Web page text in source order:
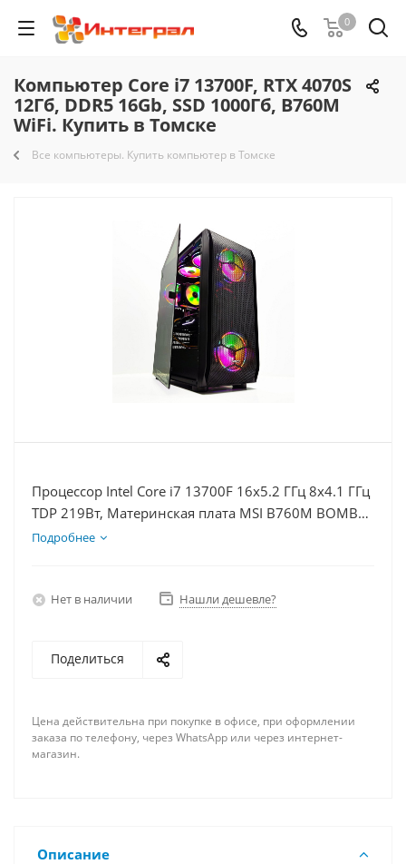
0
Компьютер Core i7 13700F, RTX 4070S
12Гб, DDR5 16Gb, SSD 1000Гб, B760M
WiFi. Купить в Томске
Все компьютеры. Купить компьютер в Томске
Процессор Intel Core i7 13700F 16x5.2 ГГц 8x4.1 ГГц
TDP 219Вт, Материнская плата MSI B760M BOMBER
WIFI D5, Видеокарта RTX 4070S 12Гб, Память
Подробнее
Нет в наличии Нашли дешевле?
Поделиться
Цена действительна при покупке в офисе, при оформлении
заказа по телефону, через WhatsApp или через интернет-
магазин.
Описание